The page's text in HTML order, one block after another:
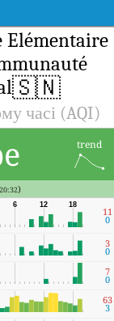
Elémentaire
🇸🇳
часі (AQI)
trend
)
18
12
6
11
0
3
0
7
0
63
3